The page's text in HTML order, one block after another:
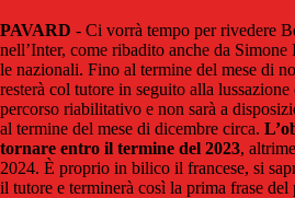
PAVARD - Ci vorrà tempo per rivedere
nell’Inter, come ribadito anche da
le nazionali. Fino al termine del mese di
resterà col tutore in seguito alla
percorso riabilitativo e non sarà a
al termine del mese di dicembre circa.
tornare entro il termine del 2023,
2024. È proprio in bilico il francese, si
il tutore e terminerà così la prima frase del